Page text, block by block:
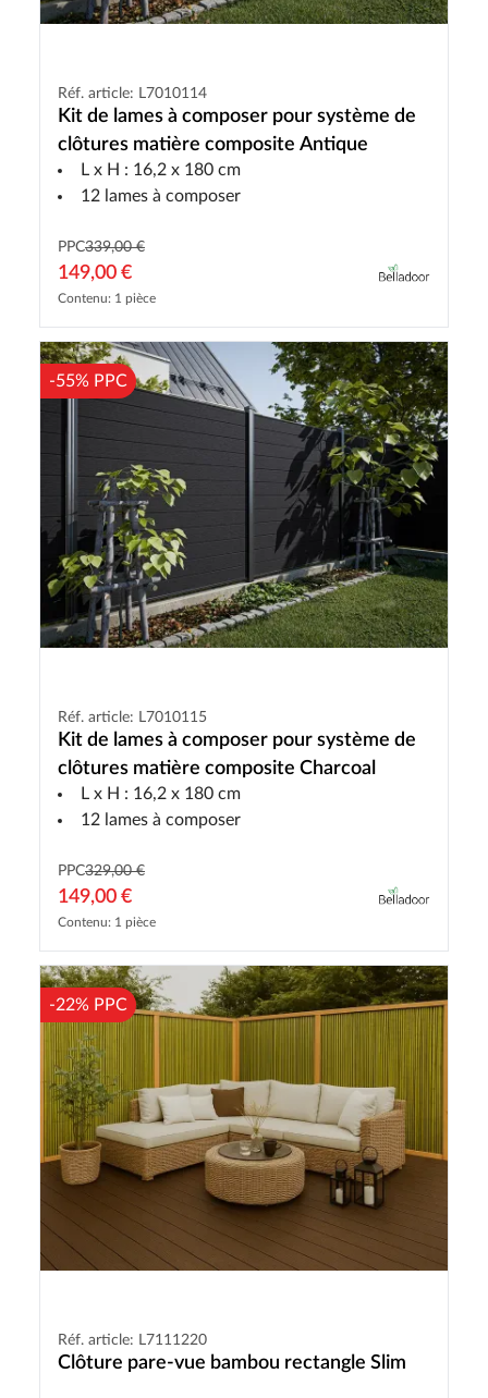
Réf. article: L7010114
Kit de lames à composer pour système de
clôtures matière composite Antique
L x H : 16,2 x 180 cm
12 lames à composer
PPC339,00 €
149,00 €
Contenu: 1 pièce
-55% PPC
Réf. article: L7010115
Kit de lames à composer pour système de
clôtures matière composite Charcoal
L x H : 16,2 x 180 cm
12 lames à composer
PPC329,00 €
149,00 €
Contenu: 1 pièce
-22% PPC
Réf. article: L7111220
Clôture pare-vue bambou rectangle Slim